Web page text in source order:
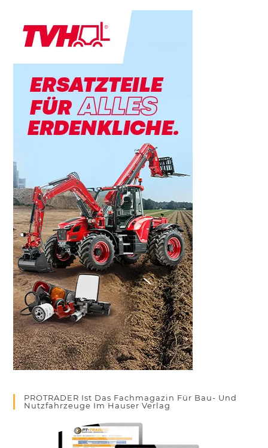
PROTRADER Ist Das Fachmagazin Für Bau- Und
Nutzfahrzeuge Im Hauser Verlag